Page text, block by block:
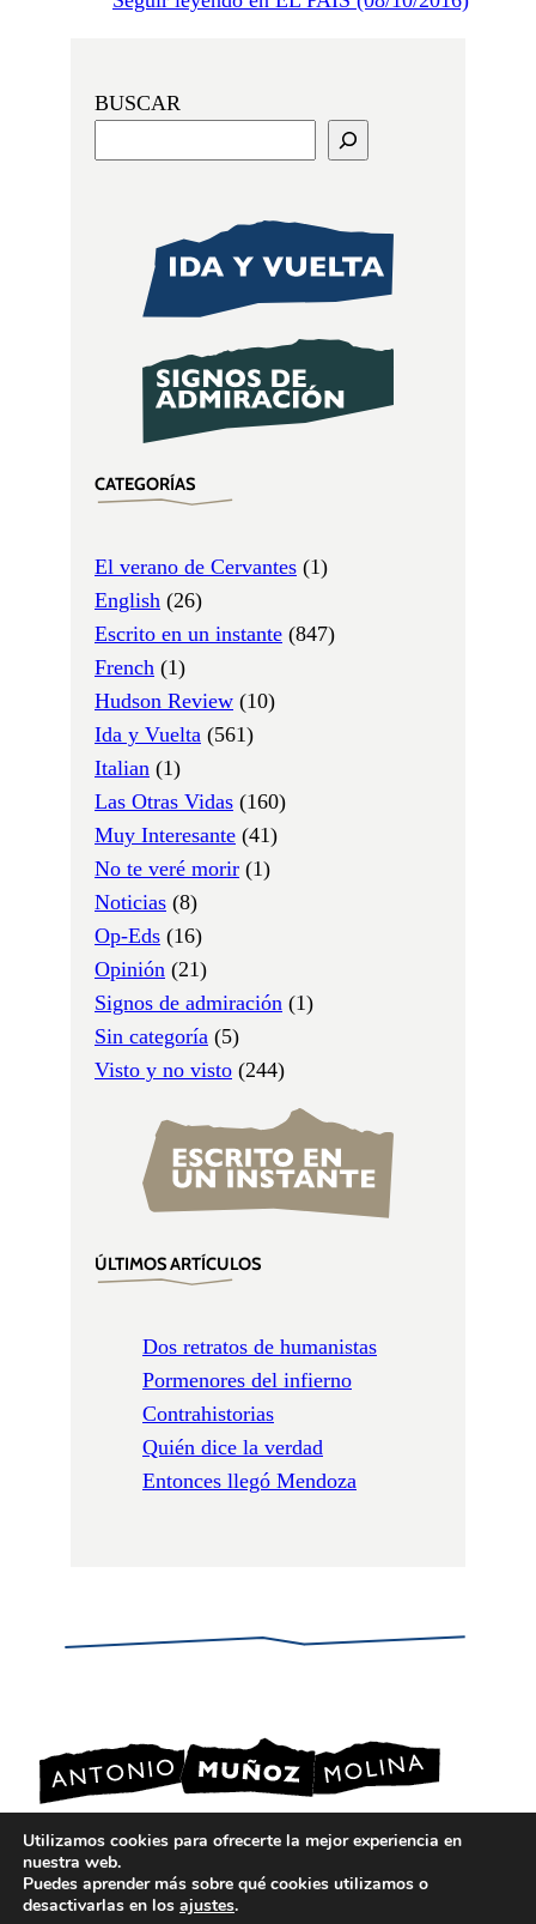
BUSCAR
CATEGORÍAS
El verano de Cervantes (1)
English (26)
Escrito en un instante (847)
French (1)
Hudson Review (10)
Ida y Vuelta (561)
Italian (1)
Las Otras Vidas (160)
Muy Interesante (41)
No te veré morir (1)
Noticias (8)
Op-Eds (16)
Opinión (21)
Signos de admiración (1)
Sin categoría (5)
Visto y no visto (244)
ÚLTIMOS ARTÍCULOS
Dos retratos de humanistas
Pormenores del infierno
Contrahistorias
Quién dice la verdad
Entonces llegó Mendoza
POLÍTICA DE COOKIES
AVISO LEGAL
Utilizamos cookies para ofrecerte la mejor experiencia en
nuestra web.
Puedes aprender más sobre qué cookies utilizamos o
desactivarlas en los ajustes.